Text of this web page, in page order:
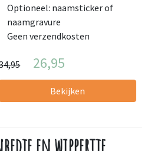
Optioneel: naamsticker of
naamgravure
Geen verzendkosten
26,95
Bekijken